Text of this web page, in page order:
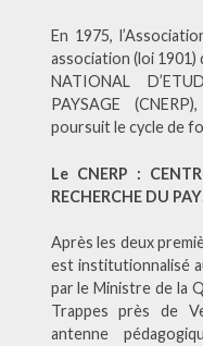
En 1975,
association (loi 1901)
NATIONAL
PAYSAGE
poursuit le cycle de
Le CNERP :
RECHERCHE DU
Après les deux
est institutionnalisé
par le Ministre de la
Trappes près de
antenne